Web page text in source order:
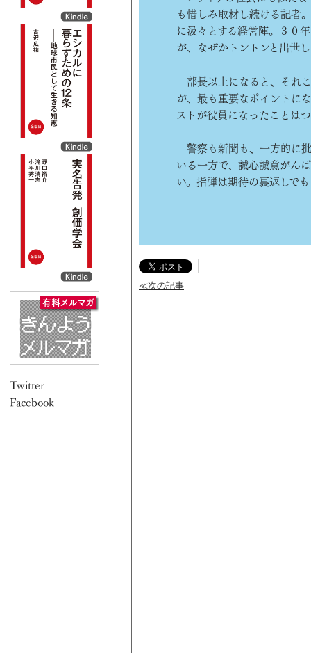
も惜しみ取材し続ける記者
に汲々とする経営陣。３０
が、なぜかトントンと出世
部長以上になると、それ
が、最も重要なポイントに
ストが役員になったことは
警察も新聞も、一方的に
いる一方で、誠心誠意がん
い。指弾は期待の裏返しで
≪次の記事